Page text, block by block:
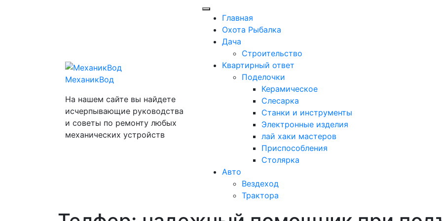
МеханикВод
На нашем сайте вы найдете
исчерпывающие руководства
и советы по ремонту любых
механических устройств
Открыть
меню
Главная
Охота Рыбалка
Дача
Строительство
Квартирный ответ
Поделочки
Керамическое
Слесарка
Станки и инструменты
Электронные изделия
лай хаки мастеров
Приспособления
Столярка
Авто
Вездеход
Трактора
Закрыть